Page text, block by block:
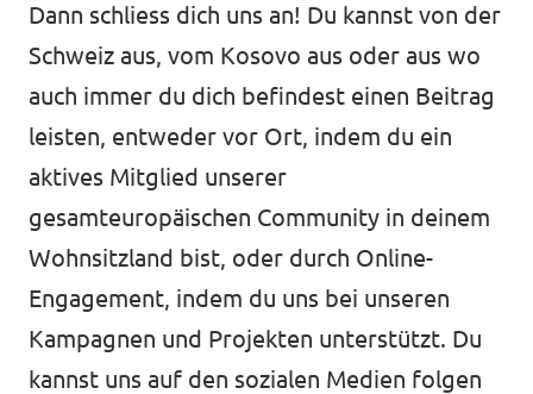
Dann schliess dich uns an! Du kannst von der
Schweiz aus, vom Kosovo aus oder aus wo
auch immer du dich befindest einen Beitrag
leisten, entweder vor Ort, indem du ein
aktives Mitglied unserer
gesamteuropäischen Community in deinem
Wohnsitzland bist, oder durch Online-
Engagement, indem du uns bei unseren
Kampagnen und Projekten unterstützt. Du
kannst uns auf den sozialen Medien folgen